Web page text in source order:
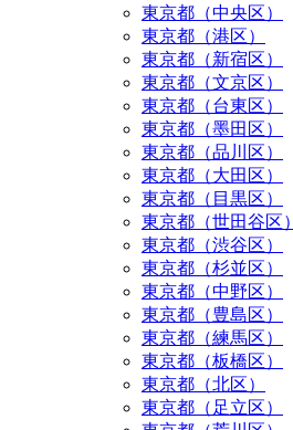
東京都（中央区）
東京都（港区）
東京都（新宿区）
東京都（文京区）
東京都（台東区）
東京都（墨田区）
東京都（品川区）
東京都（大田区）
東京都（目黒区）
東京都（世田谷区）
東京都（渋谷区）
東京都（杉並区）
東京都（中野区）
東京都（豊島区）
東京都（練馬区）
東京都（板橋区）
東京都（北区）
東京都（足立区）